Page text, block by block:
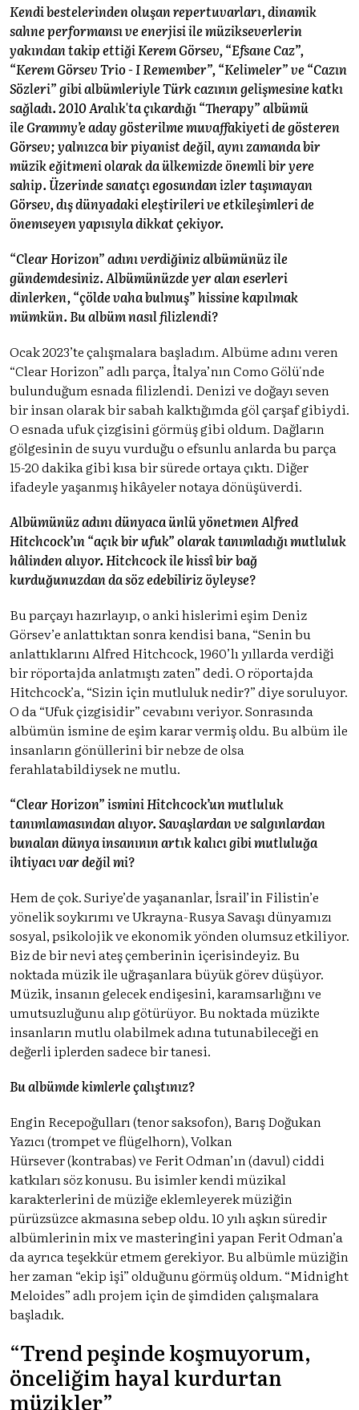
Kendi bestelerinden oluşan repertuvarları, dinamik
sahne performansı ve enerjisi ile müzikseverlerin
yakından takip ettiği Kerem Görsev, “Efsane Caz”,
“Kerem Görsev Trio - I Remember”, “Kelimeler” ve “Cazın
Sözleri” gibi albümleriyle Türk cazının gelişmesine katkı
sağladı. 2010 Aralık'ta çıkardığı “Therapy” albümü
ile Grammy’e aday gösterilme muvaffakiyeti de gösteren
Görsev; yalnızca bir piyanist değil, aynı zamanda bir
müzik eğitmeni olarak da ülkemizde önemli bir yere
sahip. Üzerinde sanatçı egosundan izler taşımayan
Görsev, dış dünyadaki eleştirileri ve etkileşimleri de
önemseyen yapısıyla dikkat çekiyor.
“Clear Horizon” adını verdiğiniz albümünüz ile
gündemdesiniz. Albümünüzde yer alan eserleri
dinlerken, “çölde vaha bulmuş” hissine kapılmak
mümkün. Bu albüm nasıl filizlendi?
Ocak 2023’te çalışmalara başladım. Albüme adını veren
“Clear Horizon” adlı parça, İtalya’nın Como Gölü'nde
bulunduğum esnada filizlendi. Denizi ve doğayı seven
bir insan olarak bir sabah kalktığımda göl çarşaf gibiydi.
O esnada ufuk çizgisini görmüş gibi oldum. Dağların
gölgesinin de suyu vurduğu o efsunlu anlarda bu parça
15-20 dakika gibi kısa bir sürede ortaya çıktı. Diğer
ifadeyle yaşanmış hikâyeler notaya dönüşüverdi.
Albümünüz adını dünyaca ünlü yönetmen Alfred
Hitchcock’ın “açık bir ufuk” olarak tanımladığı mutluluk
hâlinden alıyor. Hitchcock ile hissî bir bağ
kurduğunuzdan da söz edebiliriz öyleyse?
Bu parçayı hazırlayıp, o anki hislerimi eşim Deniz
Görsev’e anlattıktan sonra kendisi bana, “Senin bu
anlattıklarını Alfred Hitchcock, 1960’lı yıllarda verdiği
bir röportajda anlatmıştı zaten” dedi. O röportajda
Hitchcock’a, “Sizin için mutluluk nedir?” diye soruluyor.
O da “Ufuk çizgisidir” cevabını veriyor. Sonrasında
albümün ismine de eşim karar vermiş oldu. Bu albüm ile
insanların gönüllerini bir nebze de olsa
ferahlatabildiysek ne mutlu.
“Clear Horizon” ismini Hitchcock’un mutluluk
tanımlamasından alıyor. Savaşlardan ve salgınlardan
bunalan dünya insanının artık kalıcı gibi mutluluğa
ihtiyacı var değil mi?
Hem de çok. Suriye’de yaşananlar, İsrail’in Filistin’e
yönelik soykırımı ve Ukrayna-Rusya Savaşı dünyamızı
sosyal, psikolojik ve ekonomik yönden olumsuz etkiliyor.
Biz de bir nevi ateş çemberinin içerisindeyiz. Bu
noktada müzik ile uğraşanlara büyük görev düşüyor.
Müzik, insanın gelecek endişesini, karamsarlığını ve
umutsuzluğunu alıp götürüyor. Bu noktada müzikte
insanların mutlu olabilmek adına tutunabileceği en
değerli iplerden sadece bir tanesi.
Bu albümde kimlerle çalıştınız?
Engin Recepoğulları (tenor saksofon), Barış Doğukan
Yazıcı (trompet ve flügelhorn), Volkan
Hürsever (kontrabas) ve Ferit Odman’ın (davul) ciddi
katkıları söz konusu. Bu isimler kendi müzikal
karakterlerini de müziğe eklemleyerek müziğin
pürüzsüzce akmasına sebep oldu. 10 yılı aşkın süredir
albümlerinin mix ve masteringini yapan Ferit Odman’a
da ayrıca teşekkür etmem gerekiyor. Bu albümle müziğin
her zaman “ekip işi” olduğunu görmüş oldum. “Midnight
Meloides” adlı projem için de şimdiden çalışmalara
başladık.
“Trend peşinde koşmuyorum,
önceliğim hayal kurdurtan
müzikler”